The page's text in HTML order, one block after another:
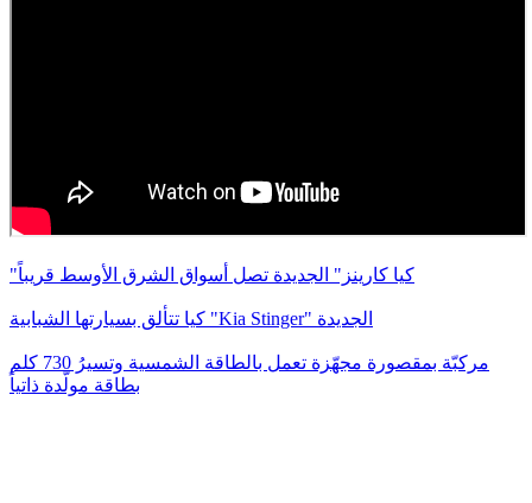
"كيا كارينز" الجديدة تصل أسواق الشرق الأوسط قريباً
كيا تتألق بسيارتها الشبابية "Kia Stinger" الجديدة
مركبّة بمقصورة مجهّزة تعمل بالطاقة الشمسية وتسيرُ 730 كلم
بطاقة مولّدة ذاتياً